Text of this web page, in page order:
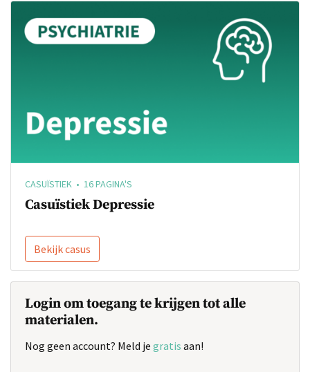
CASUÏSTIEK • 16 PAGINA'S
Casuïstiek Depressie
Bekijk casus
Login om toegang te krijgen tot alle
materialen.
Nog geen account? Meld je gratis aan!